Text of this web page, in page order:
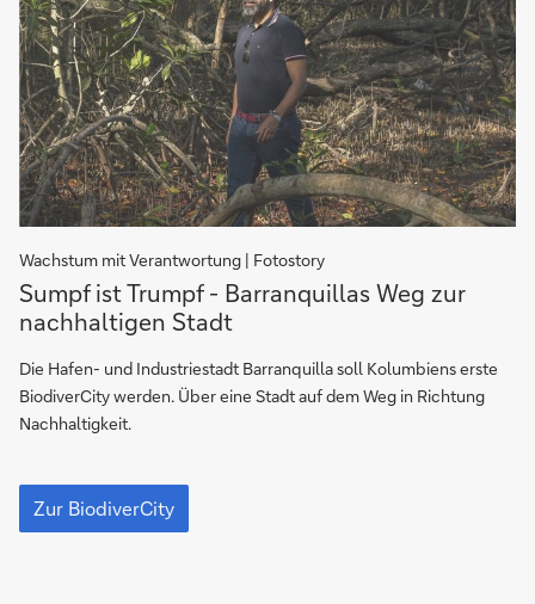
Wachstum mit Verantwortung | Fotostory
Sumpf
ist
Trumpf
-
Barranquillas
Weg
nachhaltigen
Stadt
Sumpf ist Trumpf - Barranquillas Weg zur
nachhaltigen Stadt
Die Hafen- und Industriestadt Barranquilla soll Kolumbiens erste
BiodiverCity werden. Über eine Stadt auf dem Weg in Richtung
Nachhaltigkeit.
Sumpf
ist
Trumpf
Zur BiodiverCity